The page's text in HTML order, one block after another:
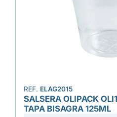
REF. ELAG2015
SALSERA OLIPACK
TAPA BISAGRA 125ML